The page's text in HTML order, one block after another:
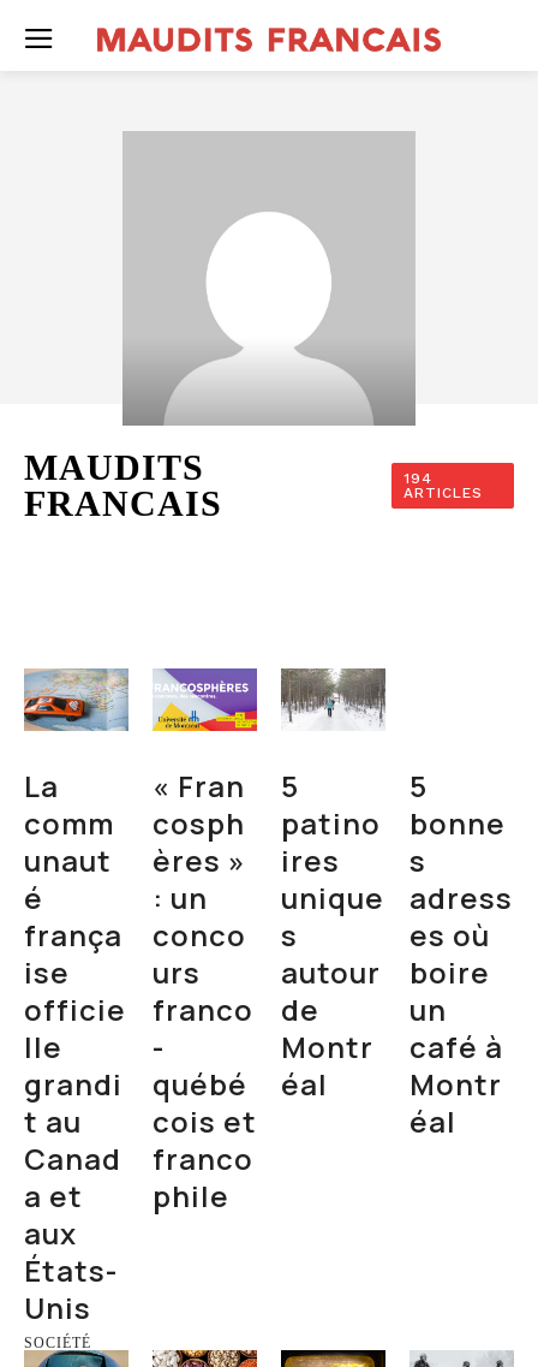
MAUDITS
FRANCAIS
194
ARTICLES
La
comm
unaut
é
frança
ise
officie
lle
grandi
t au
Canad
a et
aux
États-
Unis
SOCIÉTÉ
« Fran
cosph
ères »
: un
conco
urs
franco
-
québé
cois et
franco
phile
5
patino
ires
unique
s
autour
de
Montr
éal
5
bonne
s
adress
es où
boire
un
café à
Montr
éal